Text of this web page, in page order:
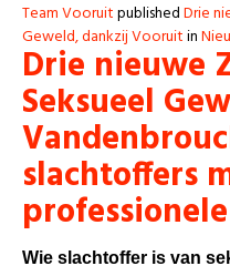
Team VooruitpublishedDrie
Geweld, dankzij Vooruitin
Drie nieuwe
Seksueel
slachtoffers
Wie slachtoffer is van